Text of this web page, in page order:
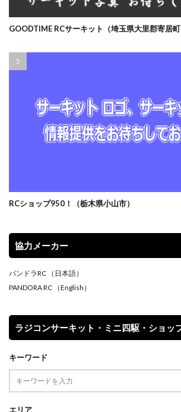
GOODTIME RCサーキット（埼玉県大里郡寄居町
RCショップ950！（栃木県小山市）
協力メーカー
パンドラRC （日本語）
PANDORA RC （English）
ラジコンサーキット・ミニ四駆・ショッ
キーワード
エリア